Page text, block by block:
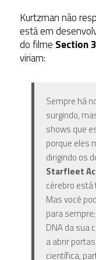
Kurtzman não
está em
do filme Section
viriam:
Sempre há
surgindo,
shows que
porque eles
dirigindo os
Starfleet
cérebro
Mas você
para
DNA da sua
a abrir
científica,